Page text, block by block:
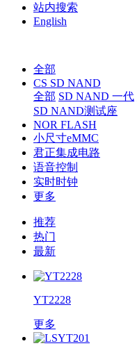
站内搜索
English
全部
CS SD NAND
全部 SD NAND 一代
SD NAND测试座
NOR FLASH
小尺寸eMMC
君正集成电路
语音控制
实时时钟
更多
推荐
热门
最新
YT2228
更多